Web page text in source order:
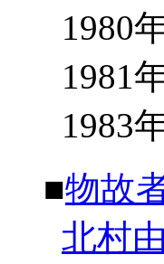
1980
1981
1983
■物故
北村